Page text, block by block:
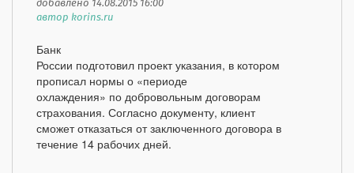
добавлено 14.08.2015 16:00
автор korins.ru
Банк
России подготовил проект указания, в котором
прописал нормы о «периоде
охлаждения» по добровольным договорам
страхования. Согласно документу, клиент
сможет отказаться от заключенного договора в
течение 14 рабочих дней.